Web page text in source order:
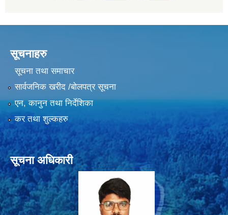
सूचनाहरु
सूचना तथा समाचार
सार्वजनिक खरीद /बोलपत्र सूचना
एन, कानुन तथा निर्देशिका
कर तथा शुल्कहरु
सूचना अधिकारी